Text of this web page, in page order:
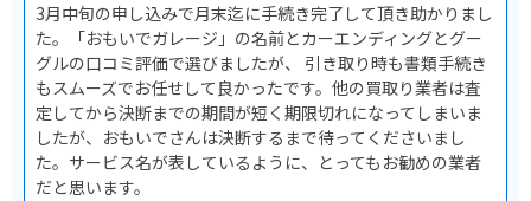
3月中旬の申し込みで月末迄に手続き完了して頂き助かりまし
た。「おもいでガレージ」の名前とカーエンディングとグー
グルの口コミ評価で選びましたが、 引き取り時も書類手続き
もスムーズでお任せして良かったです。他の買取り業者は査
定してから決断までの期間が短く期限切れになってしまいま
したが、おもいでさんは決断するまで待ってくださいまし
た。サービス名が表しているように、とってもお勧めの業者
だと思います。